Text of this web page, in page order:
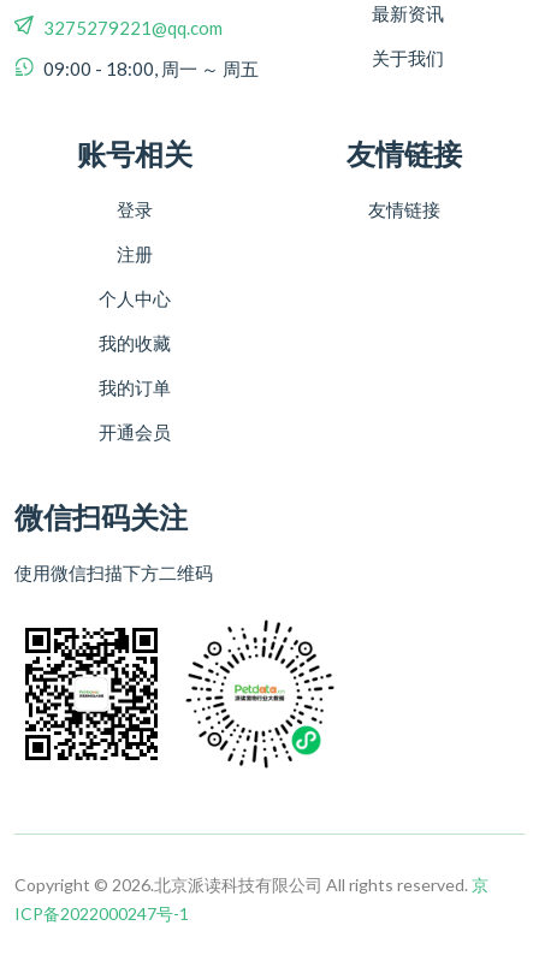
3275279221@qq.com
09:00 - 18:00, 周一 ～ 周五
最新资讯
关于我们
账号相关
登录
注册
个人中心
我的收藏
我的订单
开通会员
友情链接
友情链接
微信扫码关注
使用微信扫描下方二维码
Copyright © 2026.北京派读科技有限公司 All rights reserved. 京
ICP备2022000247号-1